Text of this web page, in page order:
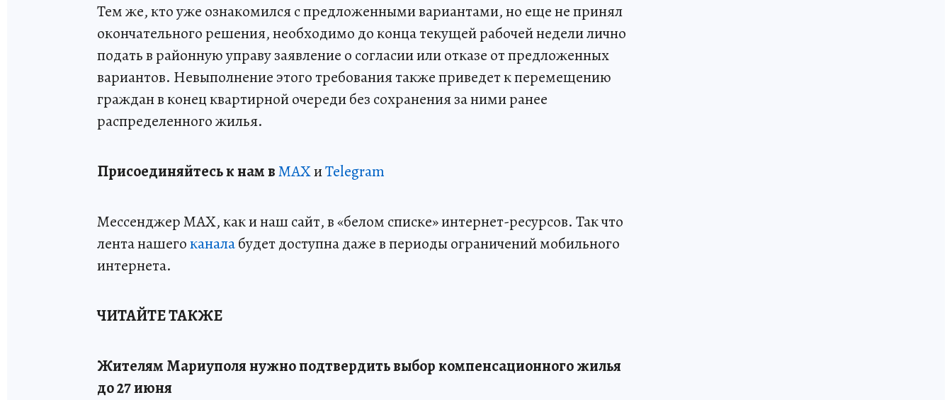
Тем же, кто уже ознакомился с предложенными вариантами, но еще не принял
окончательного решения, необходимо до конца текущей рабочей недели лично
подать в районную управу заявление о согласии или отказе от предложенных
вариантов. Невыполнение этого требования также приведет к перемещению
граждан в конец квартирной очереди без сохранения за ними ранее
распределенного жилья.
Присоединяйтесь к нам вMAXиTelegram
Мессенджер MAX, как и наш сайт, в «белом списке» интернет-ресурсов. Так что
лента нашегоканалабудет доступна даже в периоды ограничений мобильного
интернета.
ЧИТАЙТЕ ТАКЖЕ
Жителям Мариуполя нужно подтвердить выбор компенсационного жилья
до 27 июня